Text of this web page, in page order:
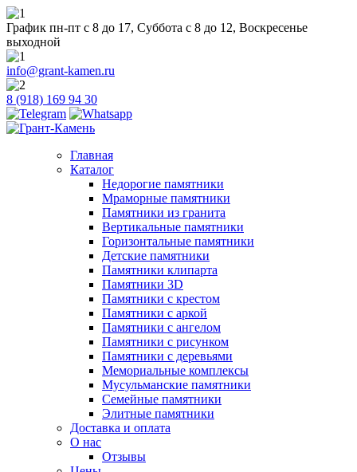
График пн-пт с 8 до 17, Суббота с 8 до 12, Воскресенье
выходной
info@grant-kamen.ru
8 (918) 169 94 30
Главная
Каталог
Недорогие памятники
Мраморные памятники
Памятники из гранита
Вертикальные памятники
Горизонтальные памятники
Детские памятники
Памятники клипарта
Памятники 3D
Памятники с крестом
Памятники с аркой
Памятники с ангелом
Памятники с рисунком
Памятники с деревьями
Мемориальные комплексы
Мусульманские памятники
Семейные памятники
Элитные памятники
Доставка и оплата
О нас
Отзывы